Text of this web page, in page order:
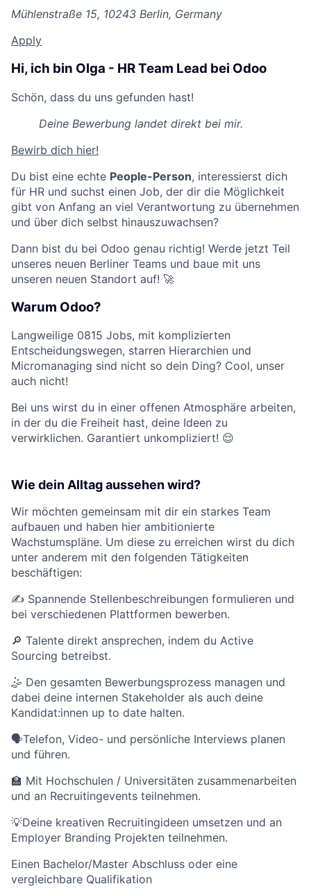
Mühlenstraße 15, 10243 Berlin, Germany
Apply
Hi, ich bin Olga - HR Team Lead bei Odoo
Schön, dass du uns gefunden hast!
Deine Bewerbung landet direkt bei mir.
Bewirb dich hier!
Du bist eine echte People-Person, interessierst dich
für HR und suchst einen Job, der dir die Möglichkeit
gibt von Anfang an viel Verantwortung zu übernehmen
und über dich selbst hinauszuwachsen?
Dann bist du bei Odoo genau richtig! Werde jetzt Teil
unseres neuen Berliner Teams und baue mit uns
unseren neuen Standort auf! 🚀
Warum Odoo?
Langweilige 0815 Jobs, mit komplizierten
Entscheidungswegen, starren Hierarchien und
Micromanaging sind nicht so dein Ding? Cool, unser
auch nicht!
Bei uns wirst du in einer offenen Atmosphäre arbeiten,
in der du die Freiheit hast, deine Ideen zu
verwirklichen. Garantiert unkompliziert! 😌
Wie dein Alltag aussehen wird?
Wir möchten gemeinsam mit dir ein starkes Team
aufbauen und haben hier ambitionierte
Wachstumspläne. Um diese zu erreichen wirst du dich
unter anderem mit den folgenden Tätigkeiten
beschäftigen:
✍️ Spannende Stellenbeschreibungen formulieren und
bei verschiedenen Plattformen bewerben.
🔎 Talente direkt ansprechen, indem du Active
Sourcing betreibst.
🤹 Den gesamten Bewerbungsprozess managen und
dabei deine internen Stakeholder als auch deine
Kandidat:innen up to date halten.
🗣Telefon, Video- und persönliche Interviews planen
und führen.
🏫 Mit Hochschulen / Universitäten zusammenarbeiten
und an Recruitingevents teilnehmen.
💡Deine kreativen Recruitingideen umsetzen und an
Employer Branding Projekten teilnehmen.
Einen Bachelor/Master Abschluss oder eine
vergleichbare Qualifikation